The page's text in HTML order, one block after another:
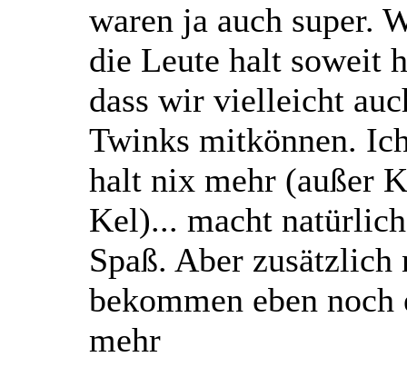
waren ja auch super.
die Leute halt soweit
dass wir vielleicht
Twinks mitkönnen.
halt nix mehr (außer
Kel)... macht
Spaß. Aber zusätzlich
bekommen eben
mehr